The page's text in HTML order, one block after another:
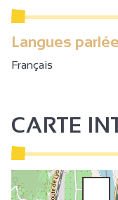
Langues
Français
CARTE